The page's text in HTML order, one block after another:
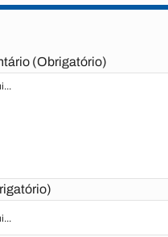
(Obrigatório)